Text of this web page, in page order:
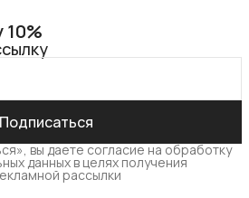
Подписаться
вы даете согласие на обработку
данных в целях получения
рассылки